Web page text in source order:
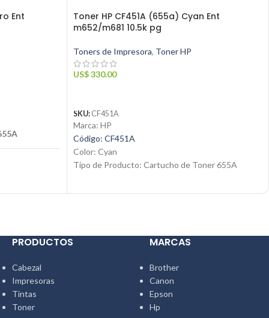
Ent
Toner HP CF451A (655a) Cyan Ent
m652/m681 10.5k pg
Toners de Impresora, Toner HP
US$330.00
SKU: CF451A
Marca: HP
Código: CF451A
Color: Cyan
Tipo de Producto: Cartucho de Toner 655A
Rendimiento: Hasta 10,500 páginas
51 991 864 930
PRODUCTOS
Cabezal
Impresoras
Tintas
Toner
MARCAS
Brother
Canon
Epson
Hp